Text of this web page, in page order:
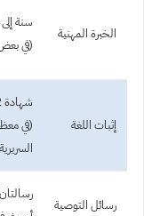
الخبرة المهنية
سنة
(في
إثبات اللغة
(في
رسائل التوصية